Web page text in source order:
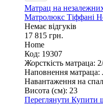
Матрац на
Матролюкс Тіффані
Немає відгуків
17 815 грн.
Home
Код: 19307
Жорсткість матраца:
Наповнення матраца:
Навантаження на
Висота (см): 23
Переглянути Купити